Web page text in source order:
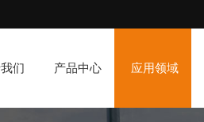
们 产品中心 应用领域